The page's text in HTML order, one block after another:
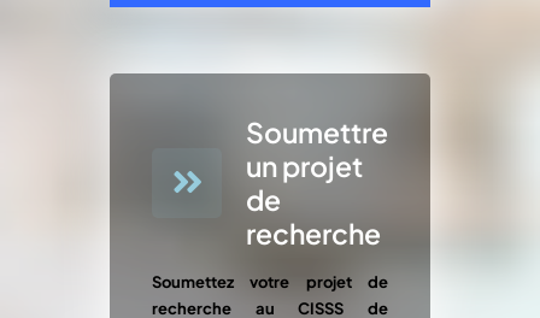
Soumettre
un projet
de
recherche
Soumettez votre projet de
recherche au CISSS de